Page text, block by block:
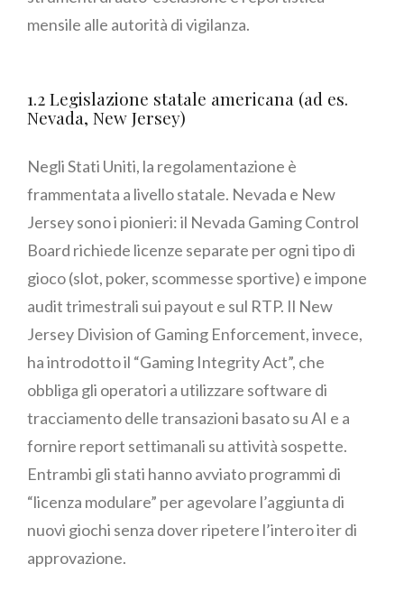
mensile alle autorità di vigilanza.
1.2 Legislazione statale americana (ad es.
Nevada, New Jersey)
Negli Stati Uniti, la regolamentazione è
frammentata a livello statale. Nevada e New
Jersey sono i pionieri: il Nevada Gaming Control
Board richiede licenze separate per ogni tipo di
gioco (slot, poker, scommesse sportive) e impone
audit trimestrali sui payout e sul RTP. Il New
Jersey Division of Gaming Enforcement, invece,
ha introdotto il “Gaming Integrity Act”, che
obbliga gli operatori a utilizzare software di
tracciamento delle transazioni basato su AI e a
fornire report settimanali su attività sospette.
Entrambi gli stati hanno avviato programmi di
“licenza modulare” per agevolare l’aggiunta di
nuovi giochi senza dover ripetere l’intero iter di
approvazione.